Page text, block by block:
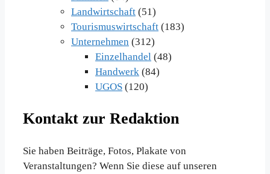
Landwirtschaft (51)
Tourismuswirtschaft (183)
Unternehmen (312)
Einzelhandel (48)
Handwerk (84)
UGOS (120)
Kontakt zur Redaktion
Sie haben Beiträge, Fotos, Plakate von
Veranstaltungen? Wenn Sie diese auf unseren